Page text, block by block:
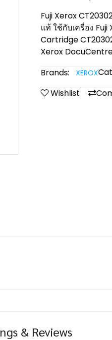
Fuji Xerox
แท้ ใช้กับเครื่อง
Cartridge
Xerox
Brands:
XEROX
Wishlist
& Reviews